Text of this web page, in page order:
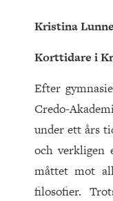
Kristina
Korttidare i
Efter
Credo-
under ett års
och verkligen
måttet mot
filosofier.